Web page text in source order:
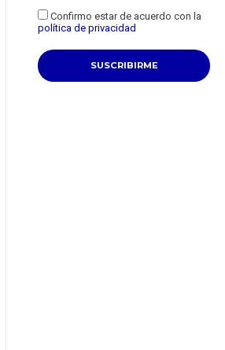
Confirmo estar de acuerdo con la
política de privacidad